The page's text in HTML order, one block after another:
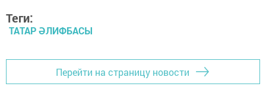
Теги:
ТАТАР ӘЛИФБАСЫ
Перейти на страницу новости